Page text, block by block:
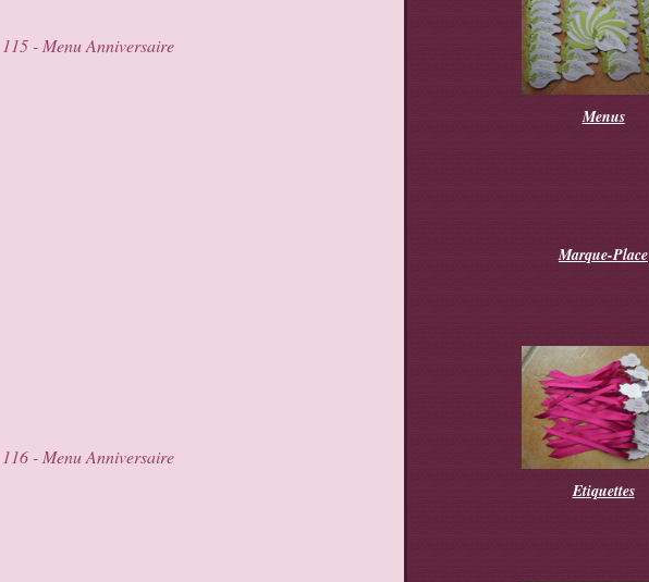
Menus
Marque-Place
Etiquettes